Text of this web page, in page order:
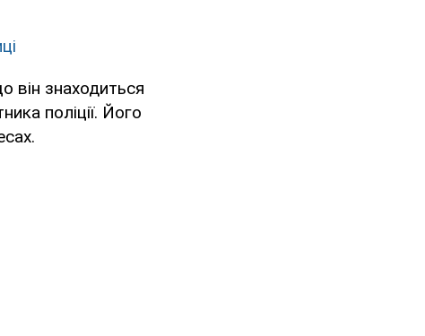
він знаходиться
поліції. Його